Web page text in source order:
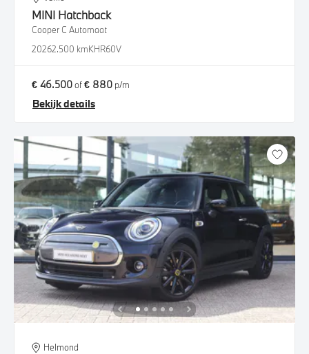
MINI Hatchback
Cooper C Automaat
20262.500 kmKHR60V
€ 46.500of€ 880 p/m
Bekijk details
Helmond